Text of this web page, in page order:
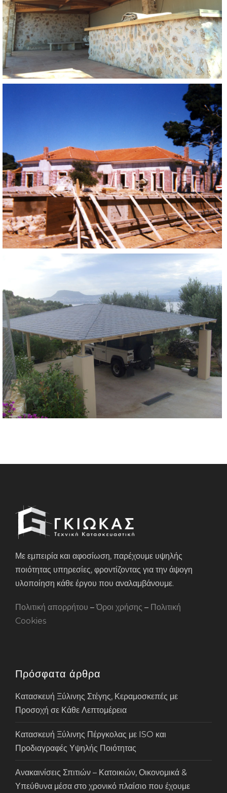
Με εμπειρία και αφοσίωση, παρέχουμε υψηλής
ποιότητας υπηρεσίες, φροντίζοντας για την άψογη
υλοποίηση κάθε έργου που αναλαμβάνουμε.
Πολιτική απορρήτου –Όροι χρήσης – Πολιτική
Cookies
Πρόσφατα άρθρα
Κατασκευή Ξύλινης Στέγης, Κεραμοσκεπές με
Προσοχή σε Κάθε Λεπτομέρεια
Κατασκευή Ξύλινης Πέργκολας με ISO και
Προδιαγραφές Υψηλής Ποιότητας
Ανακαινίσεις Σπιτιών – Κατοικιών, Οικονομικά &
Υπεύθυνα μέσα στο χρονικό πλαίσιο που έχουμε